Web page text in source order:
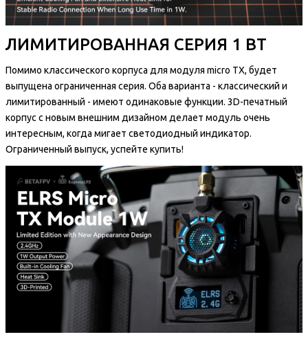
ЛИМИТИРОВАННАЯ СЕРИЯ 1 ВТ
Помимо классического корпуса для модуля micro TX, будет
выпущена ограниченная серия. Оба варианта - классический и
лимитированный - имеют одинаковые функции. 3D-печатный
корпус с новым внешним дизайном делает модуль очень
интересным, когда мигает светодиодный индикатор.
Ограниченный выпуск, успейте купить!